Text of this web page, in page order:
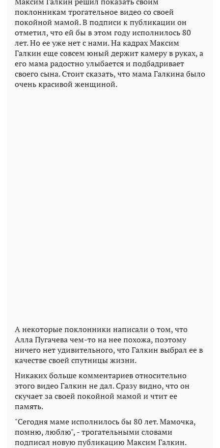
поклонникам трогательное видео со своей
покойной мамой. В подписи к публикации он
отметил, что ей бы в этом году исполнилось 80
лет. Но ее уже нет с нами. На кадрах Максим
Галкин еще совсем юный держит камеру в руках, а
его мама радостно улыбается и подбадривает
своего сына. Стоит сказать, что мама Галкина было
очень красивой женщиной.
А некоторые поклонники написали о том, что
Алла Пугачева чем-то на нее похожа, поэтому
ничего нет удивительного, что Галкин выбрал ее в
качестве своей спутницы жизни.
Никаких больше комментариев относительно
этого видео Галкин не дал. Сразу видно, что он
скучает за своей покойной мамой и чтит ее
память.
"Сегодня маме исполнилось бы 80 лет. Мамочка,
помню, люблю", - трогательными словами
подписал новую публикацию Максим Галкин.